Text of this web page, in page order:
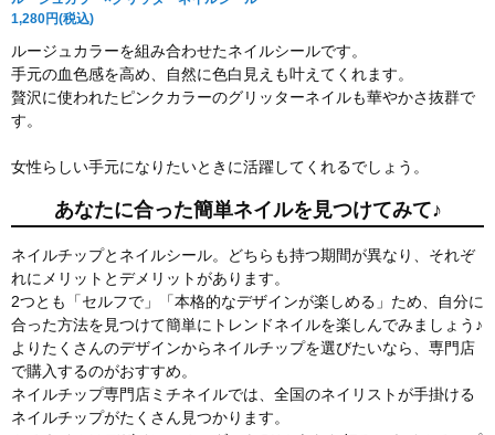
1,280円(税込)
ルージュカラーを組み合わせたネイルシールです。
手元の血色感を高め、自然に色白見えも叶えてくれます。
贅沢に使われたピンクカラーのグリッターネイルも華やかさ抜群で
す。
女性らしい手元になりたいときに活躍してくれるでしょう。
あなたに合った簡単ネイルを見つけてみて♪
ネイルチップとネイルシール。どちらも持つ期間が異なり、それぞ
れにメリットとデメリットがあります。
2つとも「セルフで」「本格的なデザインが楽しめる」ため、自分に
合った方法を見つけて簡単にトレンドネイルを楽しんでみましょう♪
よりたくさんのデザインからネイルチップを選びたいなら、専門店
で購入するのがおすすめ。
ネイルチップ専門店ミチネイルでは、全国のネイリストが手掛ける
ネイルチップがたくさん見つかります。